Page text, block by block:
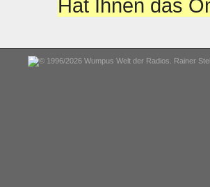
Hat Ihnen das
© 1996/2026 Wumpus Welt der Radios. Rainer